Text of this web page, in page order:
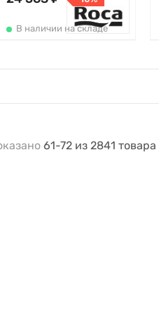
В наличии на складе
61-72 из 2841 товара